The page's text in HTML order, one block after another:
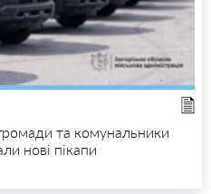
та комунальники
нові пікапи